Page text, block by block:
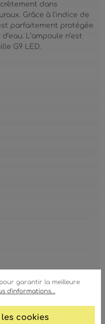
garantir la meilleure
d'informations...
cookies
dans
Grâce à l’indice de
parfaitement protégée
L’ampoule n’est
G9 LED.